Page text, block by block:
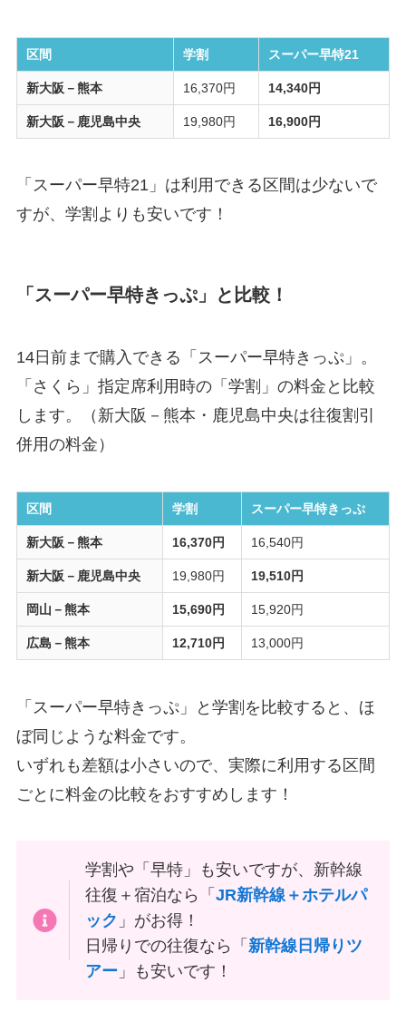
区間 学割 スーパー早特21
新大阪－熊本 16,370円 14,340円
新大阪－鹿児島中央 19,980円 16,900円
「スーパー早特21」は利用できる区間は少ないで
すが、学割よりも安いです！
「スーパー早特きっぷ」と比較！
14日前まで購入できる「スーパー早特きっぷ」。
「さくら」指定席利用時の「学割」の料金と比較
します。（新大阪－熊本・鹿児島中央は往復割引
併用の料金）
区間 学割 スーパー早特きっぷ
新大阪－熊本 16,370円 16,540円
新大阪－鹿児島中央 19,980円 19,510円
岡山－熊本 15,690円 15,920円
広島－熊本 12,710円 13,000円
「スーパー早特きっぷ」と学割を比較すると、ほ
ぼ同じような料金です。
いずれも差額は小さいので、実際に利用する区間
ごとに料金の比較をおすすめします！
学割や「早特」も安いですが、新幹線
往復＋宿泊なら「JR新幹線＋ホテルパ
ック 」がお得！
日帰りでの往復なら「新幹線日帰りツ
アー 」も安いです！